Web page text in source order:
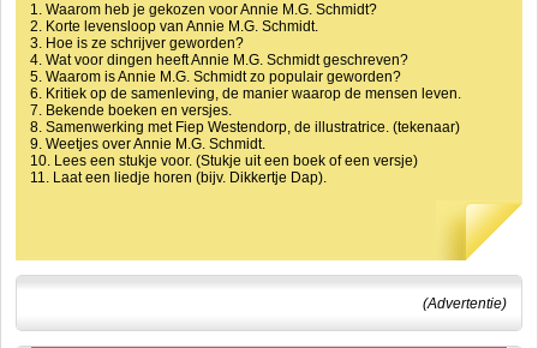
1. Waarom heb je gekozen voor Annie M.G. Schmidt?
2. Korte levensloop van Annie M.G. Schmidt.
3. Hoe is ze schrijver geworden?
4. Wat voor dingen heeft Annie M.G. Schmidt geschreven?
5. Waarom is Annie M.G. Schmidt zo populair geworden?
6. Kritiek op de samenleving, de manier waarop de mensen leven.
7. Bekende boeken en versjes.
8. Samenwerking met Fiep Westendorp, de illustratrice. (tekenaar)
9. Weetjes over Annie M.G. Schmidt.
10. Lees een stukje voor. (Stukje uit een boek of een versje)
11. Laat een liedje horen (bijv. Dikkertje Dap).
(Advertentie)